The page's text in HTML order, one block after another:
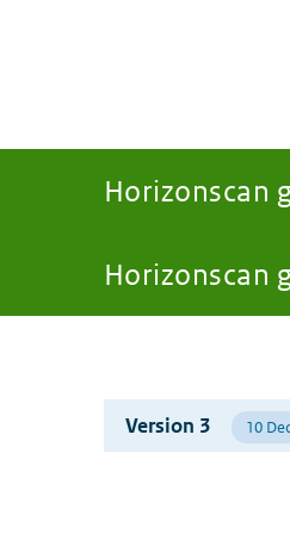
Horizonscan
You
here:
Horizonscan
Version 3 10